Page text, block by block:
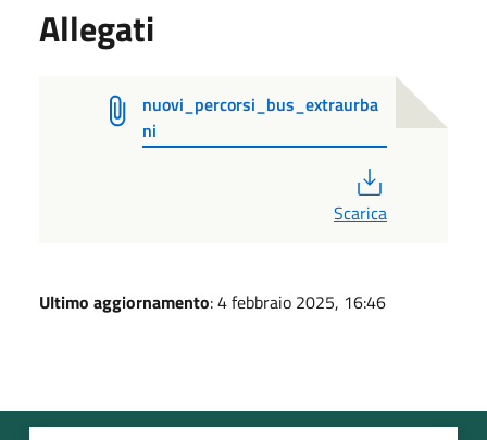
Allegati
nuovi_percorsi_bus_extraurba
ni
Scarica
Ultimo aggiornamento: 4 febbraio 2025, 16:46